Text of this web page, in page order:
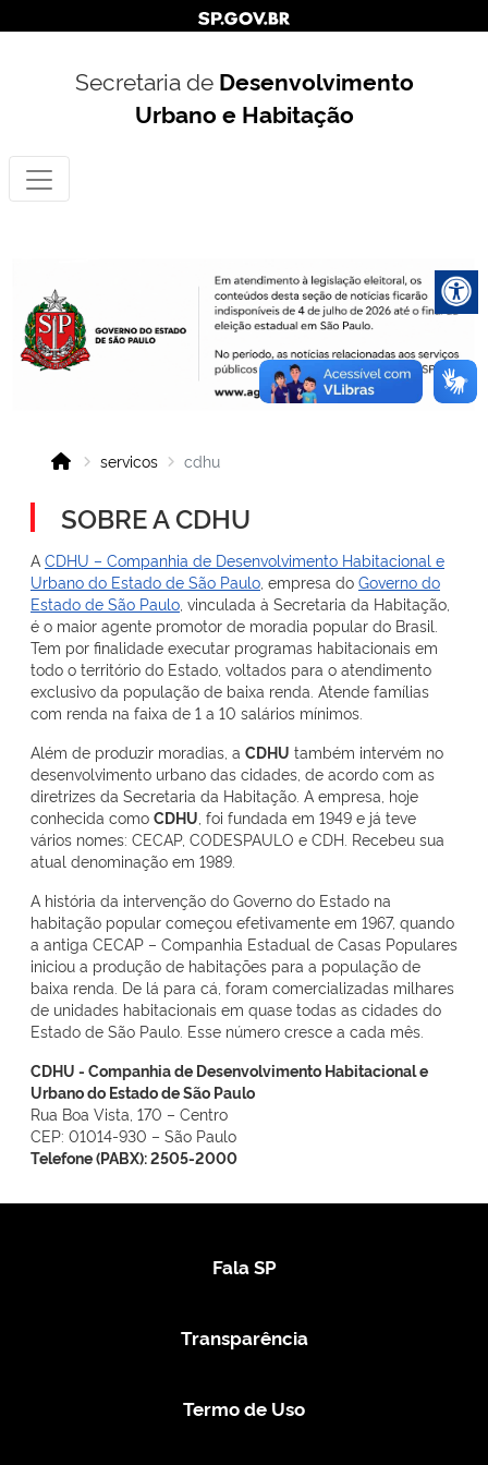
Secretaria de Desenvolvimento
Urbano e Habitação
servicos cdhu
SOBRE A CDHU
A CDHU – Companhia de Desenvolvimento Habitacional e
Urbano do Estado de São Paulo , empresa do Governo do
Estado de São Paulo , vinculada à Secretaria da Habitação,
é o maior agente promotor de moradia popular do Brasil.
Tem por finalidade executar programas habitacionais em
todo o território do Estado, voltados para o atendimento
exclusivo da população de baixa renda. Atende famílias
com renda na faixa de 1 a 10 salários mínimos.
Além de produzir moradias, a CDHU também intervém no
desenvolvimento urbano das cidades, de acordo com as
diretrizes da Secretaria da Habitação. A empresa, hoje
conhecida como CDHU , foi fundada em 1949 e já teve
vários nomes: CECAP, CODESPAULO e CDH. Recebeu sua
atual denominação em 1989.
A história da intervenção do Governo do Estado na
habitação popular começou efetivamente em 1967, quando
a antiga CECAP – Companhia Estadual de Casas Populares
iniciou a produção de habitações para a população de
baixa renda. De lá para cá, foram comercializadas milhares
de unidades habitacionais em quase todas as cidades do
Estado de São Paulo. Esse número cresce a cada mês.
CDHU - Companhia de Desenvolvimento Habitacional e
Urbano do Estado de São Paulo
Rua Boa Vista, 170 – Centro
CEP: 01014-930 – São Paulo
Telefone (PABX): 2505-2000
Fala SP
Transparência
Termo de Uso